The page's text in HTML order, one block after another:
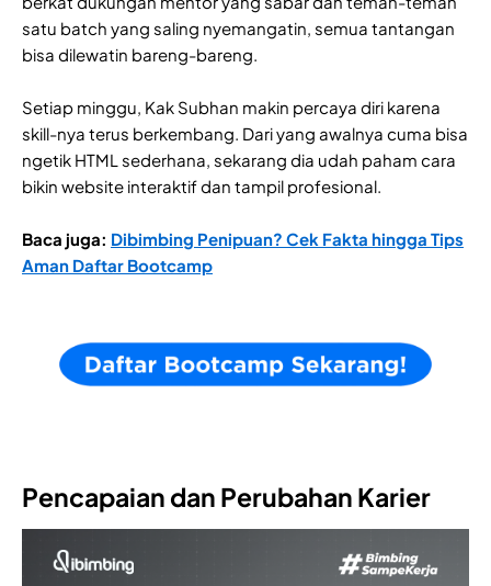
satu batch yang saling nyemangatin, semua tantangan
bisa dilewatin bareng-bareng.
Setiap minggu, Kak Subhan makin percaya diri karena
skill-nya terus berkembang. Dari yang awalnya cuma bisa
ngetik HTML sederhana, sekarang dia udah paham cara
bikin website interaktif dan tampil profesional.
Baca juga: Dibimbing Penipuan? Cek Fakta hingga Tips
Aman Daftar Bootcamp
Pencapaian dan Perubahan Karier